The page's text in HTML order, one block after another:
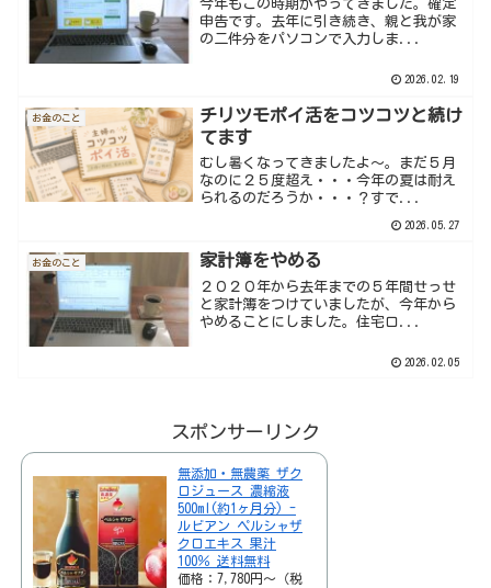
今年もこの時期がやってきました。確定
申告です。去年に引き続き、親と我が家
の二件分をパソコンで入力しま...
2026.02.19
お金のこと
チリツモポイ活をコツコツと続け
てます
むし暑くなってきましたよ～。まだ５月
なのに２５度超え・・・今年の夏は耐え
られるのだろうか・・・？すで...
2026.05.27
お金のこと 家計簿をやめる
２０２０年から去年までの５年間せっせ
と家計簿をつけていましたが、今年から
やめることにしました。住宅ロ...
2026.02.05
スポンサーリンク
無添加・無農薬 ザク
ロジュース 濃縮液
500ml(約1ヶ月分) -
ルビアン ペルシャザ
クロエキス 果汁
100％ 送料無料
価格：7,780円～（税